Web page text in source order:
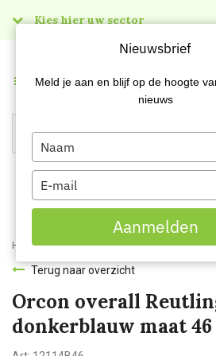
Kies hier uw sector
Menu
Home Webshop Werkkleding Bedrijfs- en
Terug naar overzicht
Orcon overall
donkerblauw maat 46
Nieuwsbrief
Meld je aan en blijf op de hoogte
nieuws
Type
your
name
Type
your
email
Aanmelden